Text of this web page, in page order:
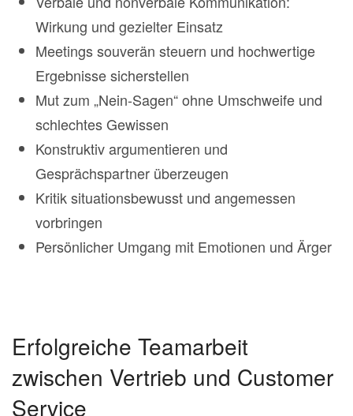
Wirkung und gezielter Einsatz
Meetings souverän steuern und hochwertige
Ergebnisse sicherstellen
Mut zum „Nein-Sagen“ ohne Umschweife und
schlechtes Gewissen
Konstruktiv argumentieren und
Gesprächspartner überzeugen
Kritik situationsbewusst und angemessen
vorbringen
Persönlicher Umgang mit Emotionen und Ärger
Erfolgreiche Teamarbeit
zwischen Vertrieb und Customer
Service